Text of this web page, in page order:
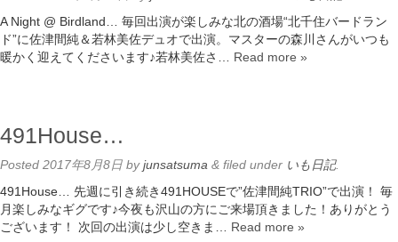
A Night @ Birdland… 毎回出演が楽しみな北の酒場“北千住バードラン
ド”に佐津間純＆若林美佐デュオで出演。マスターの森川さんがいつも
暖かく迎えてくださいます♪若林美佐さ… Read more »
491House…
Posted 2017年8月8日 byjunsatsuma & filed under いも日記.
491House… 先週に引き続き491HOUSEで”佐津間純TRIO”で出演！ 毎
月楽しみなギグです♪今夜も沢山の方にご来場頂きました！ありがとう
ございます！ 次回の出演は少し空きま… Read more »